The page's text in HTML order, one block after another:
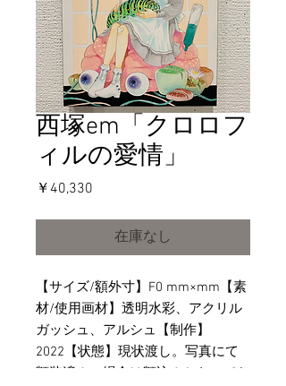
西塚em「クロロフ
ィルの愛情」
￥40,330
在庫なし
【サイズ/額外寸】F0 mm×mm【素
材/使用画材】透明水彩、アクリル
ガッシュ、アルシュ【制作】
2022【状態】現状渡し。写真にて
額装済みの場合は額込みとなってお